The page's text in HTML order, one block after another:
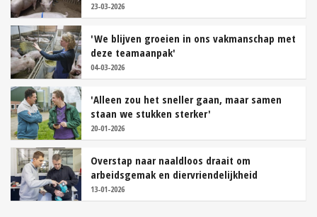
23-03-2026
'We blijven groeien in ons vakmanschap met
deze teamaanpak'
04-03-2026
'Alleen zou het sneller gaan, maar samen
staan we stukken sterker'
20-01-2026
Overstap naar naaldloos draait om
arbeidsgemak en diervriendelijkheid
13-01-2026